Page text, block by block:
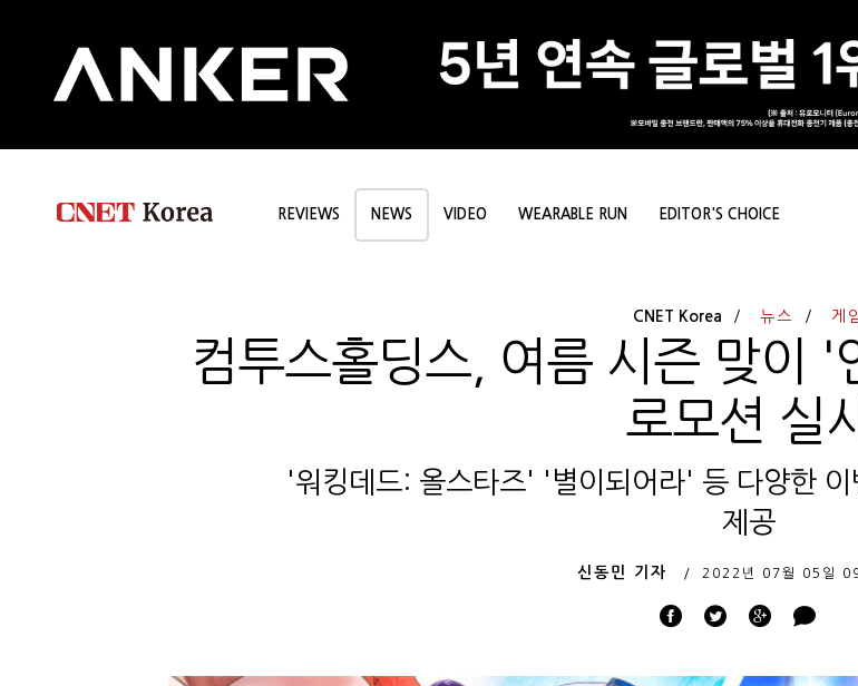
REVIEWS NEWS VIDEO WEARABLE RUN EDITOR'S CHOICE
CNET Korea 뉴스 게
컴투스홀딩스, 여름 시즌 맞이
로모션 실시
'워킹데드: 올스타즈' '별이되어라' 등 다양한 이
제공
신동민 기자 2022년 07월 05일